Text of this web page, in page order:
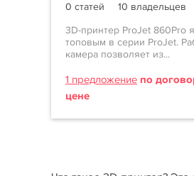
0 статей
10 владельцев
3D-принтер ProJet 860Pro
топовым в серии ProJet.
камера позволяет из...
1 предложение по
цене